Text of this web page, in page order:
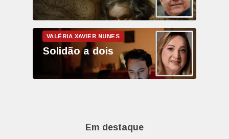
Solidão a dois
Em destaque